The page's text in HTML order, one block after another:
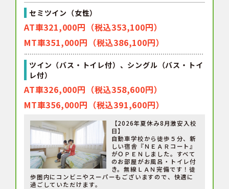
セミツイン（女性）
AT車321,000円（税込353,100円）
MT車351,000円（税込386,100円）
ツイン（バス・トイレ付）、シングル（バス・トイ
レ付）
AT車326,000円（税込358,600円）
MT車356,000円（税込391,600円）
【2026年夏休み8月激安入校
日】
自動車学校から徒歩５分、新
しい宿舎『ＮＥＡＲコート』
がＯＰＥＮしました。すべて
のお部屋がお風呂・トイレ付
き。無線ＬＡＮ完備です！徒
歩圏内にコンビニやスーパーもございますので、快適に
過ごしていただけます。